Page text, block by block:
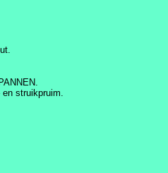
en struikpruim.